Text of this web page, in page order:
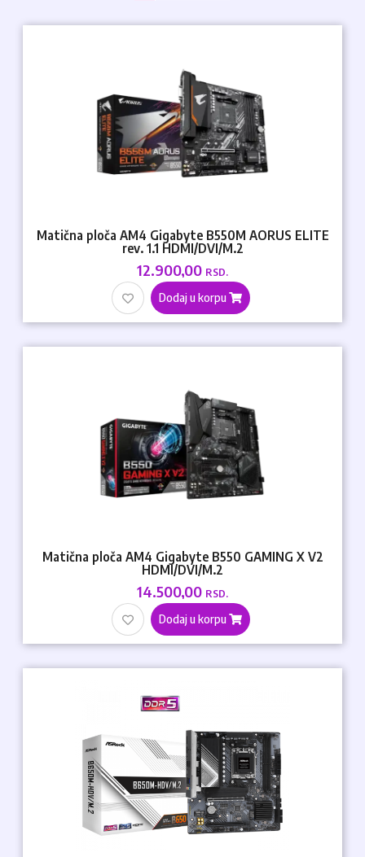
Matična ploča AM4 Gigabyte B550M AORUS ELITE
rev. 1.1 HDMI/DVI/M.2
12.900,00 RSD.
Dodaj u korpu
Matična ploča AM4 Gigabyte B550 GAMING X V2
HDMI/DVI/M.2
14.500,00 RSD.
Dodaj u korpu